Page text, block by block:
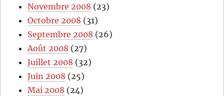
Novembre 2008 (23)
Octobre 2008 (31)
Septembre 2008 (26)
Août 2008 (27)
Juillet 2008 (32)
Juin 2008 (25)
Mai 2008 (24)